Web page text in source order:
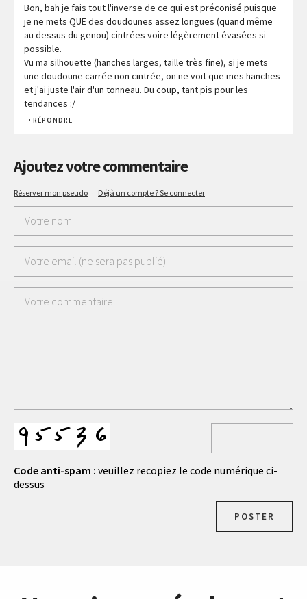
Bon, bah je fais tout l'inverse de ce qui est préconisé puisque
je ne mets QUE des doudounes assez longues (quand même
au dessus du genou) cintrées voire légèrement évasées si
possible.
Vu ma silhouette (hanches larges, taille très fine), si je mets
une doudoune carrée non cintrée, on ne voit que mes hanches
et j'ai juste l'air d'un tonneau. Du coup, tant pis pour les
tendances :/
RÉPONDRE
Ajoutez votre commentaire
Réserver mon pseudo · Déjà un compte ? Se connecter
Code anti-spam : veuillez recopiez le code numérique ci-
dessus
POSTER